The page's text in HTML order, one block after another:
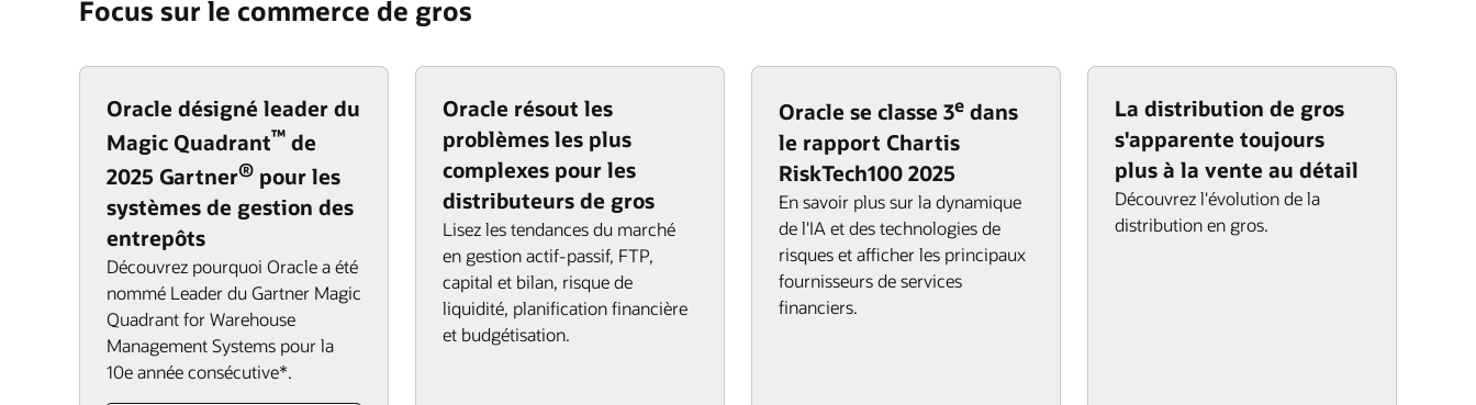
ERP
Ventes
d'opérations tout en réduisant la durée du cycle de la commande au
EPM
Channel Revenue Management
Oracle Financials
Logistique
Planification connectée
Oracle Fusion Analytics
préparation, emballage et envoi pour satisfaire leurs clients. Les acheteurs
commande et une livraison parfaites, directement chez eux, sur plusieurs
connectées basées sur l'analyse et l'IA pour réaliser des livraisons parfaites
et augmenter la satisfaction client.
Oracle Warehouse Management
Oracle Transportation Management
Order management (PDF)
Oracle Inventory Management
répondre à la distribution automatisée d'aujourd'hui. Une plateforme
recrutement et la rétention tout en optimisant la planification des effectifs.
HCM
Services financiers et RH
SCM et RH
Focus sur le commerce de gros
Oracle désigné leader du
Magic Quadrant™ de
2025 Gartner® pour les
systèmes de gestion des
entrepôts
Découvrez pourquoi Oracle a été
nommé Leader du Gartner Magic
Quadrant for Warehouse
Management Systems pour la
10e année consécutive*.
Oracle résout les
problèmes les plus
complexes pour les
distributeurs de gros
Lisez les tendances du marché
en gestion actif-passif, FTP,
capital et bilan, risque de
liquidité, planification financière
et budgétisation.
Oracle se classe 3e dans
le rapport Chartis
RiskTech100 2025
En savoir plus sur la dynamique
de l'IA et des technologies de
risques et afficher les principaux
fournisseurs de services
financiers.
La distribution de gros
s'apparente toujours
plus à la vente au détail
Découvrez l'évolution de la
distribution en gros.